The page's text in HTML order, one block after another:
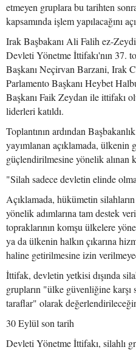
etmeyen gruplara bu tarihten
kapsamında işlem yapılacağını
Irak Başbakanı Ali Falih ez-
Devleti Yönetme İttifakı'nın 37.
Başkanı Neçirvan Barzani, Irak
Parlamento Başkanı Heybet
Başkanı Faik Zeydan ile ittifakı
liderleri katıldı.
Toplantının ardından
yayımlanan açıklamada,
güçlendirilmesine yönelik alınan
"Silah sadece devletin elinde
Açıklamada, hükümetin
yönelik adımlarına tam destek
topraklarının komşu ülkelere
ya da ülkenin halkın çıkarına
haline getirilmesine izin
İttifak, devletin yetkisi dışında
grupların "ülke güvenliğine karşı
taraflar" olarak
30 Eylül son tarih
Devleti Yönetme İttifakı, silahlı